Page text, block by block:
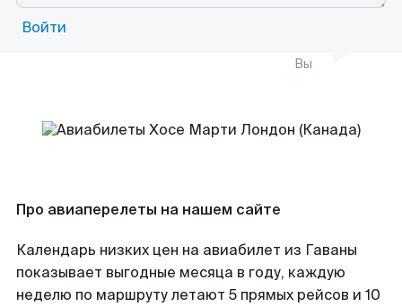
Войти
Вы
Про авиаперелеты на нашем сайте
Календарь низких цен на авиабилет из Гаваны
показывает выгодные месяца в году, каждую
неделю по маршруту летают 5 прямых рейсов и 10